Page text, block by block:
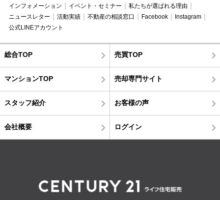
インフォメーション
イベント・セミナー
私たちが選ばれる理由
ニュースレター
活動実績 不動産の相談窓口 Facebook
Instagram
公式LINEアカウント
総合TOP 売買TOP
マンションTOP 売却専門サイト
スタッフ紹介 お客様の声
会社概要 ログイン